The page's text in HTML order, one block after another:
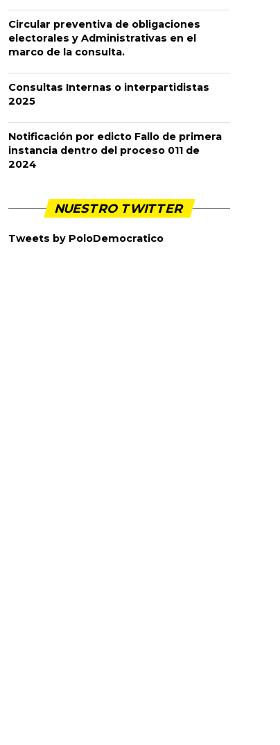
Circular preventiva de obligaciones
electorales y Administrativas en el
marco de la consulta.
Consultas Internas o interpartidistas
2025
Notificación por edicto Fallo de primera
instancia dentro del proceso 011 de
2024
NUESTRO TWITTER
Tweets by PoloDemocratico